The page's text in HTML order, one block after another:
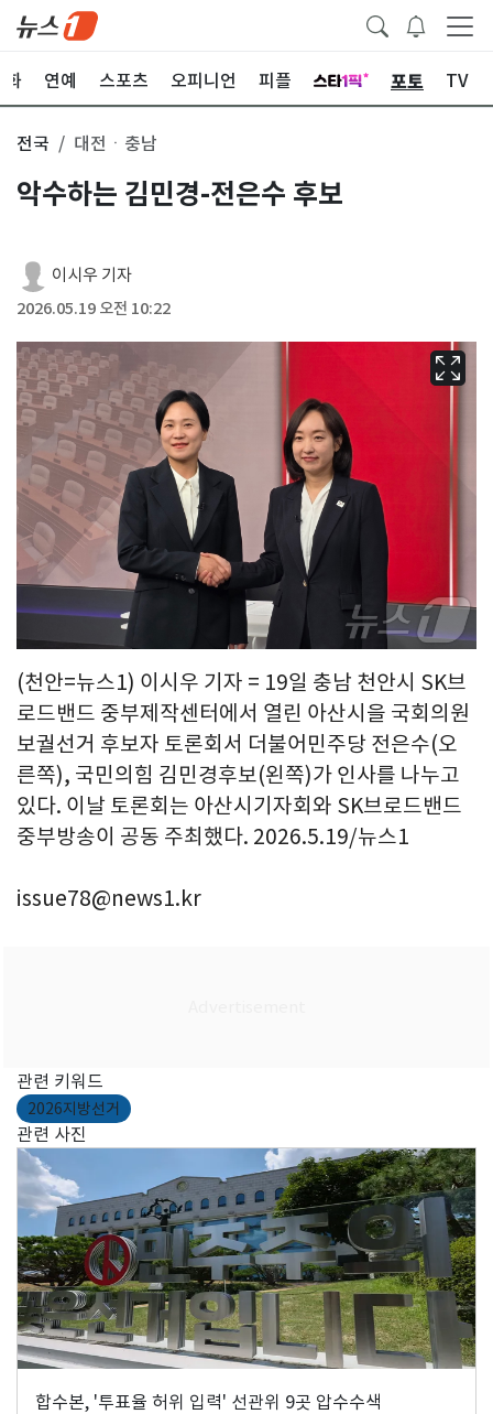
화 연예 스포츠 오피니언 피플 포토 TV
전국 대전ㆍ충남
악수하는 김민경-전은수 후보
이시우 기자
2026.05.19 오전 10:22
(천안=뉴스1) 이시우 기자 = 19일 충남 천안시 SK브
로드밴드 중부제작센터에서 열린 아산시을 국회의원
보궐선거 후보자 토론회서 더불어민주당 전은수(오
른쪽), 국민의힘 김민경후보(왼쪽)가 인사를 나누고
있다. 이날 토론회는 아산시기자회와 SK브로드밴드
중부방송이 공동 주최했다. 2026.5.19/뉴스1
issue78@news1.kr
관련 키워드
2026지방선거
관련 사진
합수본, '투표율 허위 입력' 선관위 9곳 압수수색